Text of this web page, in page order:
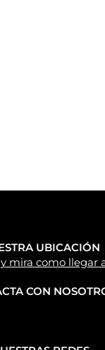
UBICACIÓN
mira como llegar
CON